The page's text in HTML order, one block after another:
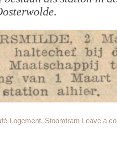
Logement, Stoomtram Leave a